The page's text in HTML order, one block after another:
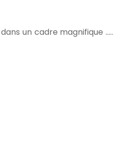
un cadre magnifique .....